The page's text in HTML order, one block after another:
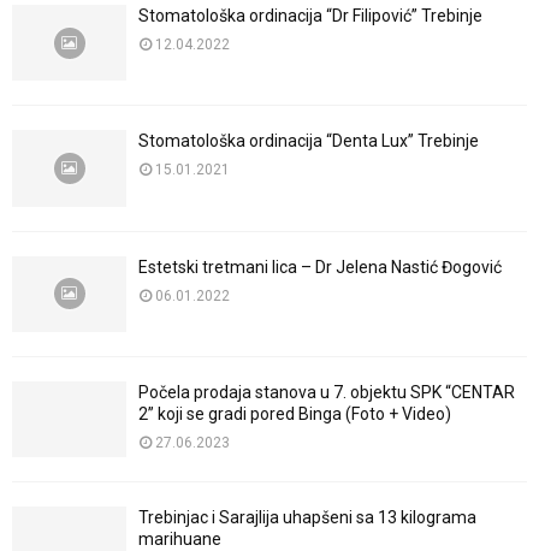
Stomatološka ordinacija “Dr Filipović” Trebinje
12.04.2022
Stomatološka ordinacija “Denta Lux” Trebinje
15.01.2021
Estetski tretmani lica – Dr Jelena Nastić Đogović
06.01.2022
Počela prodaja stanova u 7. objektu SPK “CENTAR
2” koji se gradi pored Binga (Foto + Video)
27.06.2023
Trebinjac i Sarajlija uhapšeni sa 13 kilograma
marihuane